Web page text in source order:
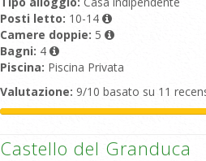
Posti letto: 10-14
Camere doppie: 5
Bagni: 4
Piscina: Piscina Privata
Valutazione: 9/10 basato su 11
Castello del Granduca